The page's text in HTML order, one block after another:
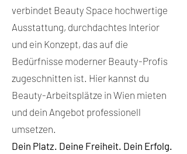
verbindet Beauty Space hochwertige
Ausstattung, durchdachtes Interior
und ein Konzept, das auf die
Bedürfnisse moderner Beauty-Profis
zugeschnitten ist. Hier kannst du
Beauty-Arbeitsplätze in Wien mieten
und dein Angebot professionell
umsetzen.
Dein Platz. Deine Freiheit. Dein Erfolg.